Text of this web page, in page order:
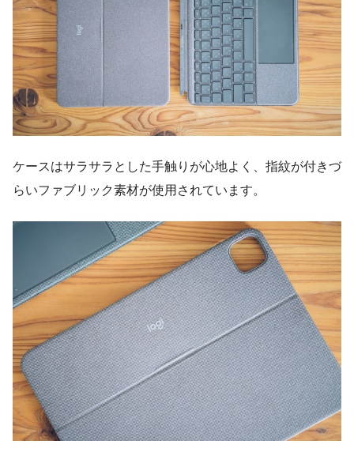
ケースはサラサラとした手触りが心地よく、指紋が付きづ
らいファブリック素材が使用されています。